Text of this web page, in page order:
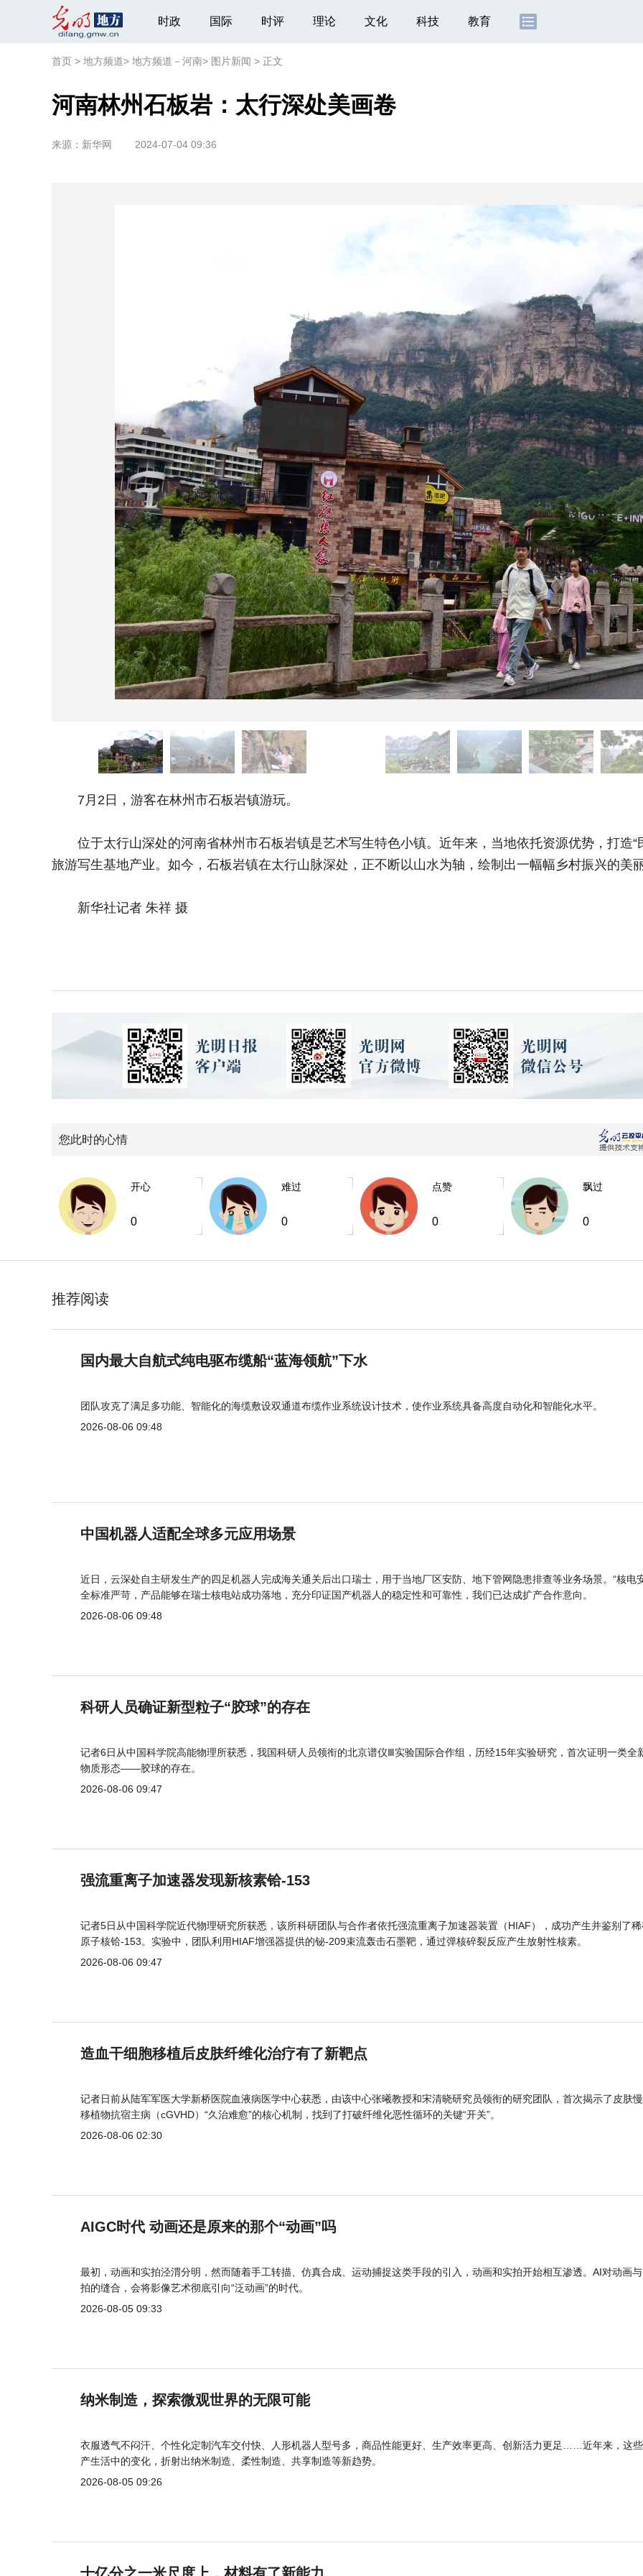
时政 国际 时评 理论 文化 科技 教育
首页 > 地方频道> 地方频道－河南> 图片新闻 > 正文
河南林州石板岩：太行深处美画卷
来源： 新华网 2024-07-04 09:36
7月2日，游客在林州市石板岩镇游玩。
位于太行山深处的河南省林州市石板岩镇是艺术写生特色小镇。近年来，当地依托资源优势，打造“
旅游写生基地产业。如今，石板岩镇在太行山脉深处，正不断以山水为轴，绘制出一幅幅乡村振兴的美
新华社记者 朱祥 摄
您此时的心情
开心
0
难过
0
点赞
0
飘过
0
推荐阅读
国内最大自航式纯电驱布缆船“蓝海领航”下水
团队攻克了满足多功能、智能化的海缆敷设双通道布缆作业系统设计技术，使作业系统具备高度自动化和智能化水平。
2026-08-06 09:48
中国机器人适配全球多元应用场景
近日，云深处自主研发生产的四足机器人完成海关通关后出口瑞士，用于当地厂区安防、地下管网隐患排查等业务场景。“核电
全标准严苛，产品能够在瑞士核电站成功落地，充分印证国产机器人的稳定性和可靠性，我们已达成扩产合作意向。
2026-08-06 09:48
科研人员确证新型粒子“胶球”的存在
记者6日从中国科学院高能物理所获悉，我国科研人员领衔的北京谱仪Ⅲ实验国际合作组，历经15年实验研究，首次证明一类全
物质形态——胶球的存在。
2026-08-06 09:47
强流重离子加速器发现新核素铪-153
记者5日从中国科学院近代物理研究所获悉，该所科研团队与合作者依托强流重离子加速器装置（HIAF），成功产生并鉴别了
原子核铪-153。实验中，团队利用HIAF增强器提供的铋-209束流轰击石墨靶，通过弹核碎裂反应产生放射性核素。
2026-08-06 09:47
造血干细胞移植后皮肤纤维化治疗有了新靶点
记者日前从陆军军医大学新桥医院血液病医学中心获悉，由该中心张曦教授和宋清晓研究员领衔的研究团队，首次揭示了皮肤
移植物抗宿主病（cGVHD）“久治难愈”的核心机制，找到了打破纤维化恶性循环的关键“开关”。
2026-08-06 02:30
AIGC时代 动画还是原来的那个“动画”吗
最初，动画和实拍泾渭分明，然而随着手工转描、仿真合成、运动捕捉这类手段的引入，动画和实拍开始相互渗透。AI对动画
拍的缝合，会将影像艺术彻底引向“泛动画”的时代。
2026-08-05 09:33
纳米制造，探索微观世界的无限可能
衣服透气不闷汗、个性化定制汽车交付快、人形机器人型号多，商品性能更好、生产效率更高、创新活力更足……近年来，这
产生活中的变化，折射出纳米制造、柔性制造、共享制造等新趋势。
2026-08-05 09:26